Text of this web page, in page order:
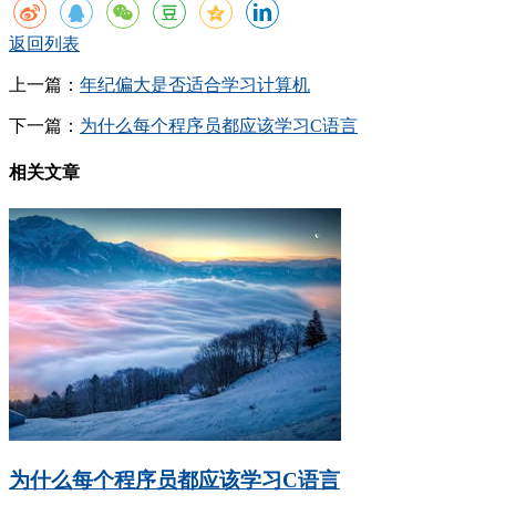
返回列表
上一篇： 年纪偏大是否适合学习计算机
下一篇： 为什么每个程序员都应该学习C语言
相关文章
为什么每个程序员都应该学习C语言